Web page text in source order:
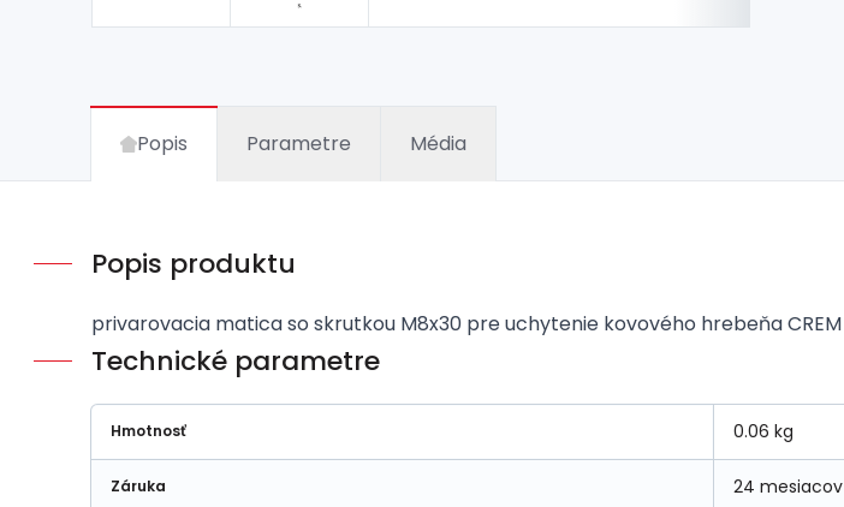
Popis Parametre Média
Popis produktu
privarovacia matica so skrutkou M8x30 pre uchytenie kovového hrebeňa CREM
Technické parametre
Hmotnosť 0.06 kg
Záruka 24 mesiacov